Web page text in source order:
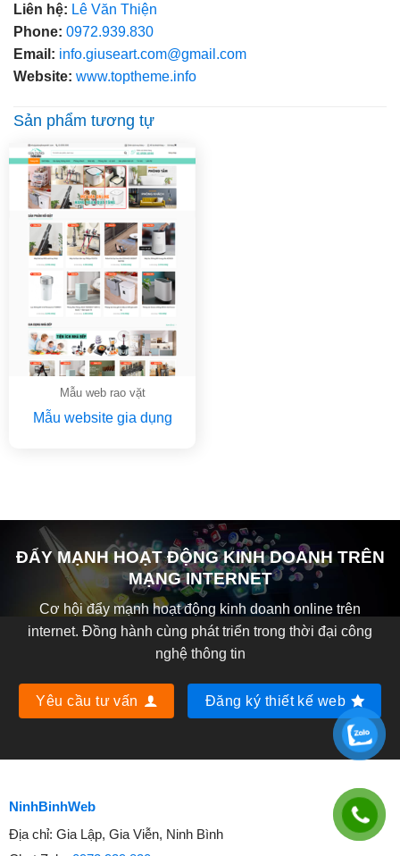
Liên hệ: Lê Văn Thiện
Phone: 0972.939.830
Email: info.giuseart.com@gmail.com
Website: www.toptheme.info
Sản phẩm tương tự
Mẫu web rao vặt
Mẫu website gia dụng
ĐẨY MẠNH HOẠT ĐỘNG KINH DOANH TRÊN
MẠNG INTERNET
Cơ hội đẩy mạnh hoạt động kinh doanh online trên
internet. Đồng hành cùng phát triển trong thời đại công
nghệ thông tin
Yêu cầu tư vấn Đăng ký thiết kế web
NinhBinhWeb
Địa chỉ: Gia Lập, Gia Viễn, Ninh Bình